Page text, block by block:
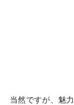
当然ですが、魅